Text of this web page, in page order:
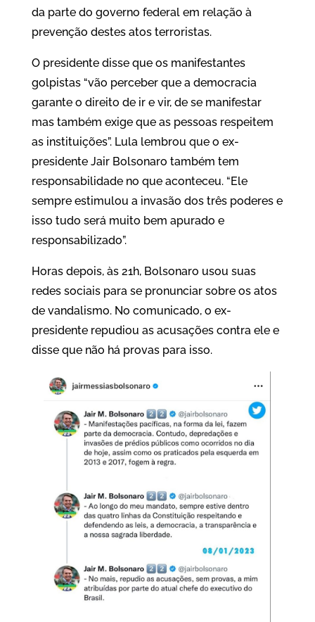
da parte do governo federal em relação à
prevenção destes atos terroristas.
O presidente disse que os manifestantes
golpistas “vão perceber que a democracia
garante o direito de ir e vir, de se manifestar
mas também exige que as pessoas respeitem
as instituições”. Lula lembrou que o ex-
presidente Jair Bolsonaro também tem
responsabilidade no que aconteceu. “Ele
sempre estimulou a invasão dos três poderes e
isso tudo será muito bem apurado e
responsabilizado”.
Horas depois, às 21h, Bolsonaro usou suas
redes sociais para se pronunciar sobre os atos
de vandalismo. No comunicado, o ex-
presidente repudiou as acusações contra ele e
disse que não há provas para isso.